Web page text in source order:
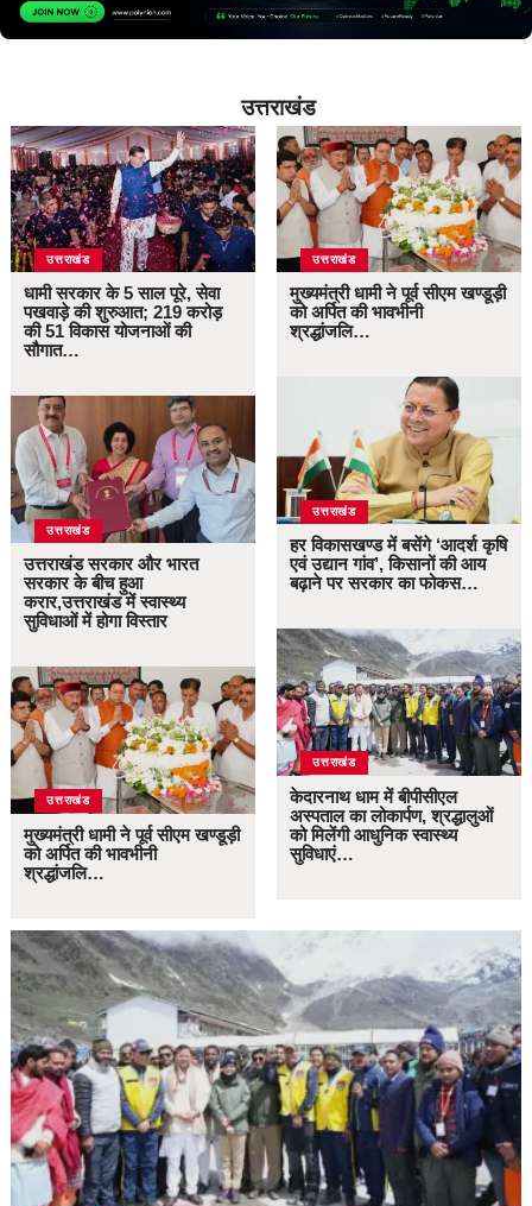
उत्तराखंड
उत्तराखंड
धामी सरकार के 5 साल पूरे, सेवा
पखवाड़े की शुरुआत; 219 करोड़
की 51 विकास योजनाओं की
सौगात…
उत्तराखंड
उत्तराखंड सरकार और भारत
सरकार के बीच हुआ
करार,उत्तराखंड में स्वास्थ्य
सुविधाओं में होगा विस्तार
उत्तराखंड
मुख्यमंत्री धामी ने पूर्व सीएम खण्डूड़ी
को अर्पित की भावभीनी
श्रद्धांजलि…
उत्तराखंड
मुख्यमंत्री धामी ने पूर्व सीएम खण्डूड़ी
को अर्पित की भावभीनी
श्रद्धांजलि…
उत्तराखंड
हर विकासखण्ड में बसेंगे ‘आदर्श कृषि
एवं उद्यान गांव’, किसानों की आय
बढ़ाने पर सरकार का फोकस…
उत्तराखंड
केदारनाथ धाम में बीपीसीएल
अस्पताल का लोकार्पण, श्रद्धालुओं
को मिलेंगी आधुनिक स्वास्थ्य
सुविधाएं…